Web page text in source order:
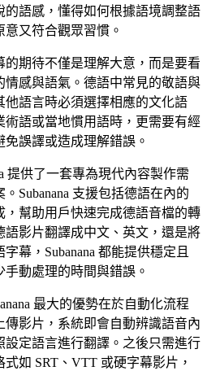
的語感，懂得如何根據語境調整語
又符合觀眾習慣。
期待不僅是理解大意，而是要看
感與語氣。德語中常見的敬語與
他語言時必須選擇相應的文化語
語或當地慣用語時，更需要有經
誤譯或造成理解錯誤。
提供了一套專為現代內容製作需
Subanana 支援包括德語在內的
，幫助用戶快速完成德語音檔的轉
語影片翻譯成中文、英文，還是將
幕，Subanana 都能提供穩定且
動處理的時間與錯誤。
最大的優勢在於自動化流程
影片，系統即會自動辨識語音內
設定語言進行翻譯。之後只需進行
如 SRT、VTT 或硬字幕影片，